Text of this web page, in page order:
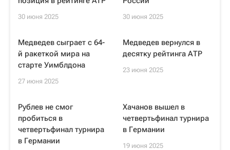
30 июня 2025 30 июня 2025
Медведев сыграет с 64-
й ракеткой мира на
старте Уимблдона
27 июня 2025
Медведев вернулся в
десятку рейтинга АТР
23 июня 2025
Рублев не смог
пробиться в
четвертьфинал турнира
в Германии
Хачанов вышел в
четвертьфинал турнира
в Германии
19 июня 2025